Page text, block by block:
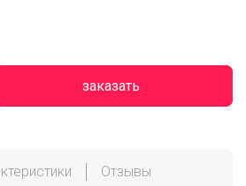
заказать
Отзывы